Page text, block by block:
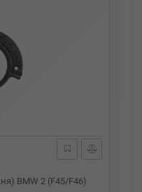
BMW 2 (F45/F46)